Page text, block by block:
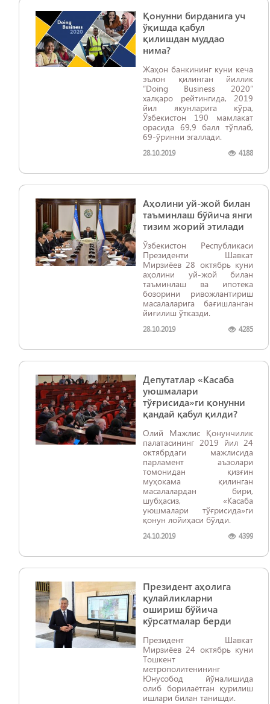
Қонунни бирданига уч
ўқишда қабул
қилишдан муддао
нима?
Жаҳон банкининг куни кеча
эълон қилинган йиллик
“Doing Business 2020”
халқаро рейтингида, 2019
йил якунларига кўра,
Ўзбекистон 190 мамлакат
орасида 69,9 балл тўплаб,
69-ўринни эгаллади.
28.10.2019 4188
Аҳолини уй-жой билан
таъминлаш бўйича янги
тизим жорий этилади
Ўзбекистон Республикаси
Президенти Шавкат
Мирзиёев 28 октябрь куни
аҳолини уй-жой билан
таъминлаш ва ипотека
бозорини ривожлантириш
масалаларига бағишланган
йиғилиш ўтказди.
28.10.2019 4285
Депутатлар «Касаба
уюшмалари
тўғрисида»ги қонунни
қандай қабул қилди?
Олий Мажлис Қонунчилик
палатасининг 2019 йил 24
октябрдаги мажлисида
парламент аъзолари
томонидан қизғин
муҳокама қилинган
масалалардан бири,
шубҳасиз, «Касаба
уюшмалари тўғрисида»ги
қонун лойиҳаси бўлди.
24.10.2019 4399
Президент аҳолига
қулайликларни
ошириш бўйича
кўрсатмалар берди ​​​​​​​
Президент Шавкат
Мирзиёев 24 октябрь куни
Тошкент
метрополитенининг
Юнусобод йўналишида
олиб борилаётган қурилиш
ишлари билан танишди.